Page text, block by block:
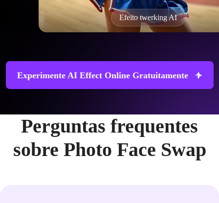
Efeito twerking AI
Experimente AI Effect Online Gratuitamente
Perguntas frequentes
sobre Photo Face Swap